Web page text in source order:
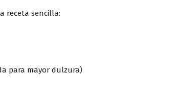
receta sencilla:
para mayor dulzura)